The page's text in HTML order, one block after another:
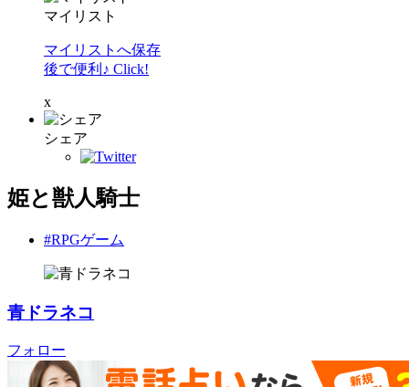
マイリスト
マイリストへ保存
後で便利♪ Click!
x
シェア
姫と獣人騎士
#RPGゲーム
青ドラネコ
フォロー